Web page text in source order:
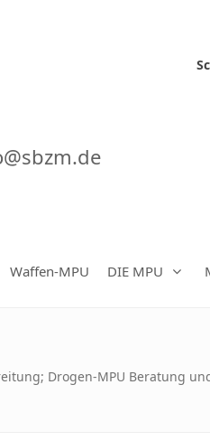
Waffen-MPU DIE MPU
Drogen-MPU Beratung